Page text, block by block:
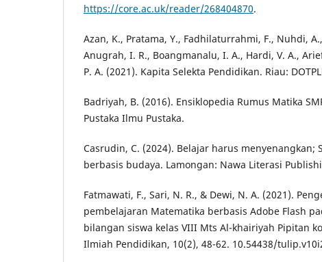
https://core.ac.uk/reader/268404870.
Azan, K., Pratama, Y., Fadhilaturrahmi, F., Nuhdi,
Anugrah, I. R., Boangmanalu, I. A., Hardi, V. A.,
P. A. (2021). Kapita Selekta Pendidikan. Riau:
Badriyah, B. (2016). Ensiklopedia Rumus Matika
Pustaka Ilmu Pustaka.
Casrudin, C. (2024). Belajar harus menyenangkan;
berbasis budaya. Lamongan: Nawa Literasi
Fatmawati, F., Sari, N. R., & Dewi, N. A. (2021).
pembelajaran Matematika berbasis Adobe Flash
bilangan siswa kelas VIII Mts Al-khairiyah Pipitan
Ilmiah Pendidikan, 10(2), 48-62. 10.54438/